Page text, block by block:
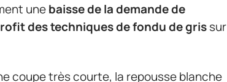
unebaisse de la demande de
des techniques de fondu de grissur
coupe très courte, la repousse blanche